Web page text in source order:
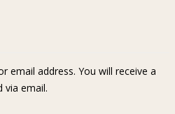
email address. You will receive a
via email.